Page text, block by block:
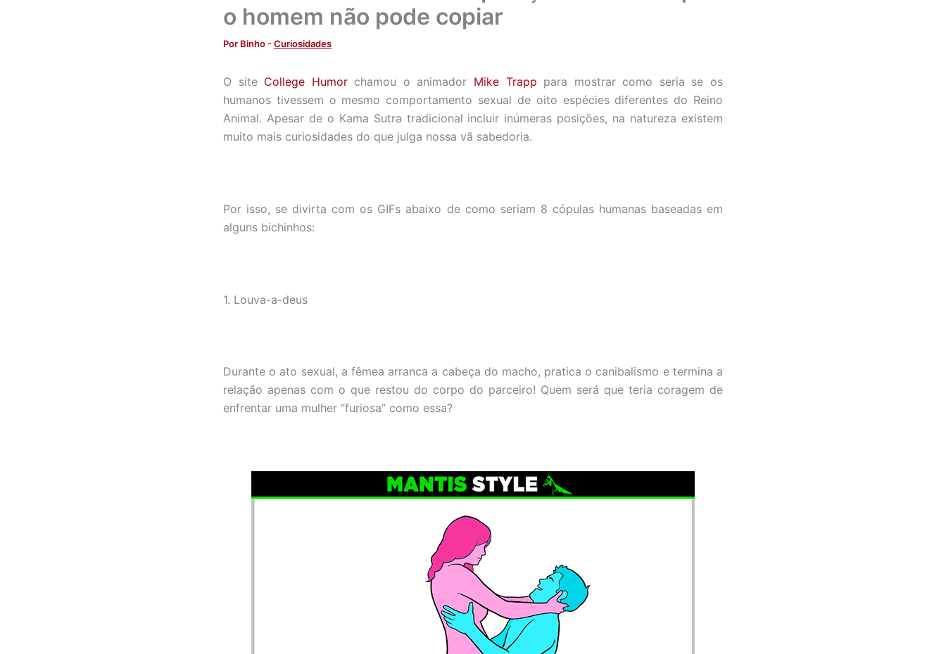
o homem não pode copiar
Por Binho-Curiosidades
O site College Humorchamou o animador Mike Trapp para mostrar como seria se os
humanos tivessem o mesmo comportamento sexual de oito espécies diferentes do Reino
Animal. Apesar de o Kama Sutra tradicional incluir inúmeras posições, na natureza existem
muito mais curiosidades do que julga nossa vã sabedoria.
Por isso, se divirta com os GIFs abaixo de como seriam 8 cópulas humanas baseadas em
alguns bichinhos:
1. Louva-a-deus
Durante o ato sexual, a fêmea arranca a cabeça do macho, pratica o canibalismo e termina a
relação apenas com o que restou do corpo do parceiro! Quem será que teria coragem de
enfrentar uma mulher “furiosa” como essa?